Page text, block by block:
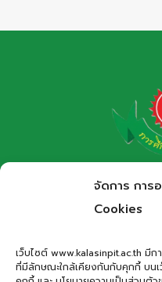
จัดการ การ
Cookies
เว็บไซต์ www.kalasinpit.ac.th มีก
ที่มีลักษณะใกล้เคียงกันกับคุกกี้ บนเ
โรงเรียนกาฬสินธุ์พิทยาสรร
สำนักงานเขตพื้นที่การศึกษ
ที่อยู่: เลขที่ 66 ถนนอรรถ